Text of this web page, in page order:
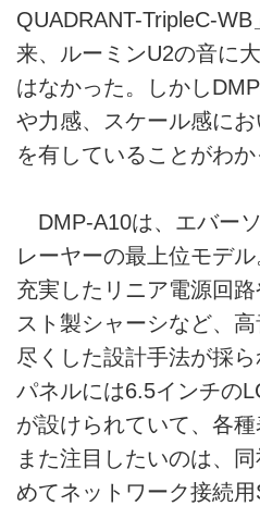
QUADRANT-TripleC-
来、ルーミンU2の音に
はなかった。しかし
や力感、スケール感に
を有していることがわか
DMP-A10は、エバー
レーヤーの最上位モデ
充実したリニア電源回
スト製シャーシなど、
尽くした設計手法が採
パネルには6.5インチの
が設けられていて、各種
また注目したいのは、
めてネットワーク接続用